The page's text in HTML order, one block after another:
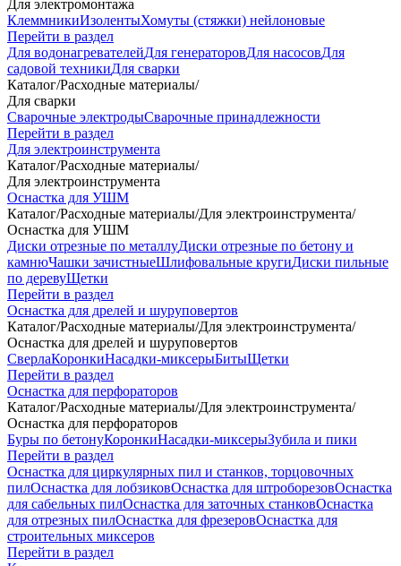
Для электромонтажа
КлеммникиИзолентыХомуты (стяжки) нейлоновые
Перейти в раздел
Для водонагревателейДля генераторовДля насосовДля
садовой техникиДля сварки
Каталог/Расходные материалы/
Для сварки
Сварочные электродыСварочные принадлежности
Перейти в раздел
Для электроинструмента
Каталог/Расходные материалы/
Для электроинструмента
Оснастка для УШМ
Каталог/Расходные материалы/Для электроинструмента/
Оснастка для УШМ
Диски отрезные по металлуДиски отрезные по бетону и
камнюЧашки зачистныеШлифовальные кругиДиски пильные
по деревуЩетки
Перейти в раздел
Оснастка для дрелей и шуруповертов
Каталог/Расходные материалы/Для электроинструмента/
Оснастка для дрелей и шуруповертов
СверлаКоронкиНасадки-миксерыБитыЩетки
Перейти в раздел
Оснастка для перфораторов
Каталог/Расходные материалы/Для электроинструмента/
Оснастка для перфораторов
Буры по бетонуКоронкиНасадки-миксерыЗубила и пики
Перейти в раздел
Оснастка для циркулярных пил и станков, торцовочных
пилОснастка для лобзиковОснастка для штроборезовОснастка
для сабельных пилОснастка для заточных станковОснастка
для отрезных пилОснастка для фрезеровОснастка для
строительных миксеров
Перейти в раздел